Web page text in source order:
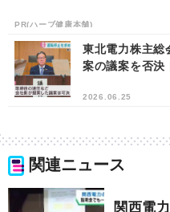
PR(ハーブ健康本舗)
東北電力株主
案の議案を否
2026.06.25
関連ニュース
関西電